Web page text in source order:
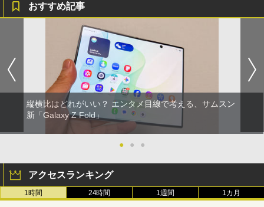
おすすめ記事
縦横比はどれがいい？ エンタメ目線で考える、サムスン
新「Galaxy Z Fold」
● ● ●
アクセスランキング
1時間 24時間 1週間 1カ月